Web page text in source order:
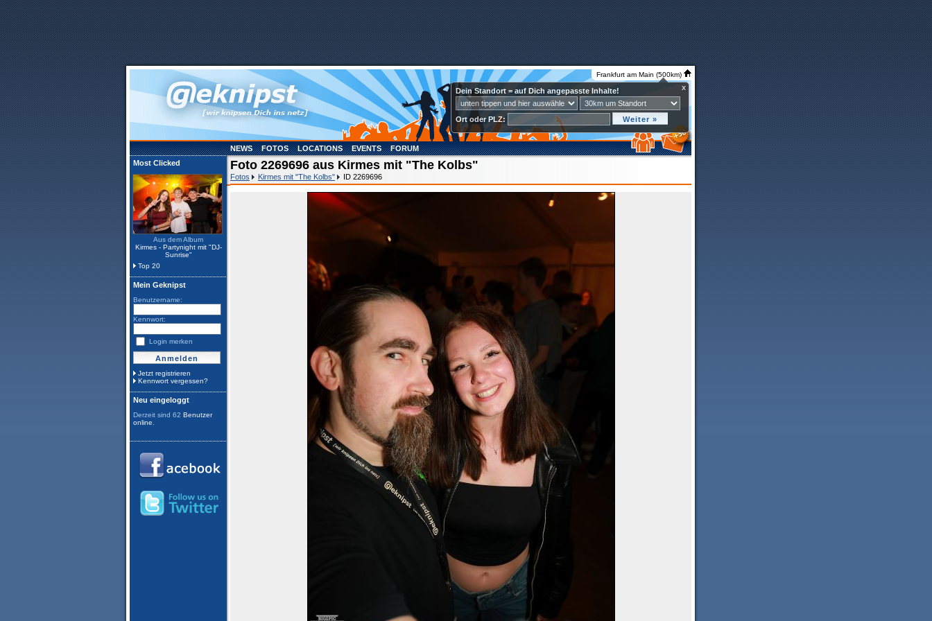
Frankfurt am Main (500km)
Dein Standort = auf Dich angepasste Inhalte! x
Ort oder PLZ:
NEWS FOTOS LOCATIONS EVENTS
FORUM
Most Clicked
Aus dem Album
Kirmes - Partynight mit "DJ-
Sunrise"
Top 20
Mein Geknipst
Benutzername:
Kennwort:
Login merken
Jetzt registrieren
Kennwort vergessen?
Neu eingeloggt
Derzeit sind 62 Benutzer
online
Foto 2269696 aus Kirmes mit "The Kolbs"
Fotos Kirmes mit "The Kolbs" ID 2269696